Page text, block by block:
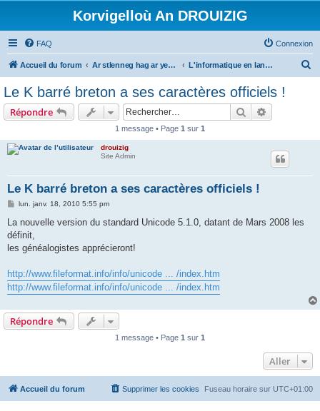
Korvigelloù An DROUIZIG
FAQ Connexion
Accueil du forum Ar stlenneg hag ar yezhoù bihan er bed a-bezh L'informatique en langues régionales et minoritaires
Le K barré breton a ses caractères officiels !
Répondre Rechercher
1 message • Page 1 sur 1
drouizig
Site Admin
Le K barré breton a ses caractères officiels !
M
s
a
g
lun. janv. 18, 2010 5:55 pm
La nouvelle version du standard Unicode 5.1.0, datant de Mars 2008 les
définit,
les généalogistes apprécieront!
http://www.fileformat.info/info/unicode ... /index.htm
http://www.fileformat.info/info/unicode ... /index.htm
Répondre
1 message • Page 1 sur 1
Aller
Accueil du forum Fuseau horaire sur UTC+01:00
Supprimer les cookies